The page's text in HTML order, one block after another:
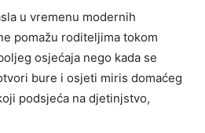
u vremenu modernih
pomažu roditeljima tokom
osjećaja nego kada se
bure i osjeti miris domaćeg
podsjeća na djetinjstvo,